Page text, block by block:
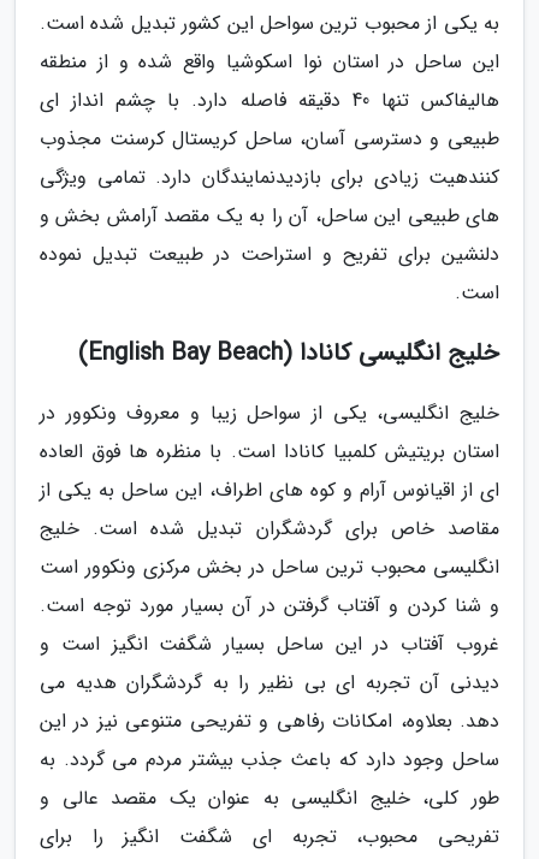
به یکی از محبوب ترین سواحل این کشور تبدیل شده است.
این ساحل در استان نوا اسکوشیا واقع شده و از منطقه
هالیفاکس تنها 40 دقیقه فاصله دارد. با چشم انداز ای
طبیعی و دسترسی آسان، ساحل کریستال کرسنت مجذوب
کنندهیت زیادی برای بازدیدنمایندگان دارد. تمامی ویژگی
های طبیعی این ساحل، آن را به یک مقصد آرامش بخش و
دلنشین برای تفریح و استراحت در طبیعت تبدیل نموده
است.
خلیج انگلیسی کانادا (English Bay Beach)
خلیج انگلیسی، یکی از سواحل زیبا و معروف ونکوور در
استان بریتیش کلمبیا کانادا است. با منظره ها فوق العاده
ای از اقیانوس آرام و کوه های اطراف، این ساحل به یکی از
مقاصد خاص برای گردشگران تبدیل شده است. خلیج
انگلیسی محبوب ترین ساحل در بخش مرکزی ونکوور است
و شنا کردن و آفتاب گرفتن در آن بسیار مورد توجه است.
غروب آفتاب در این ساحل بسیار شگفت انگیز است و
دیدنی آن تجربه ای بی نظیر را به گردشگران هدیه می
دهد. بعلاوه، امکانات رفاهی و تفریحی متنوعی نیز در این
ساحل وجود دارد که باعث جذب بیشتر مردم می گردد. به
طور کلی، خلیج انگلیسی به عنوان یک مقصد عالی و
تفریحی محبوب، تجربه ای شگفت انگیز را برای